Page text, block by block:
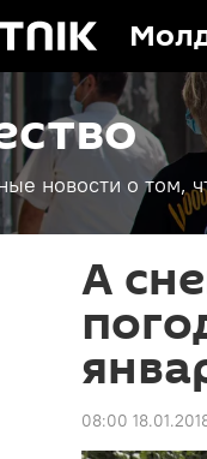
новости о
А
08:00